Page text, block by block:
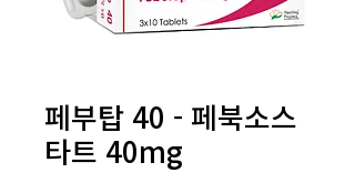
페부탑 40 - 페북소스
타트 40mg